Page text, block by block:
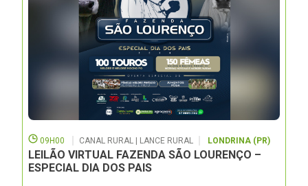
09H00 CANAL RURAL | LANCE RURAL LONDRINA (PR)
LEILÃO VIRTUAL FAZENDA SÃO LOURENÇO –
ESPECIAL DIA DOS PAIS